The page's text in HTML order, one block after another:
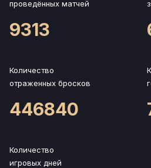
проведённых матчей
9313
Количество
отраженных бросков
446840
Количество
игровых дней